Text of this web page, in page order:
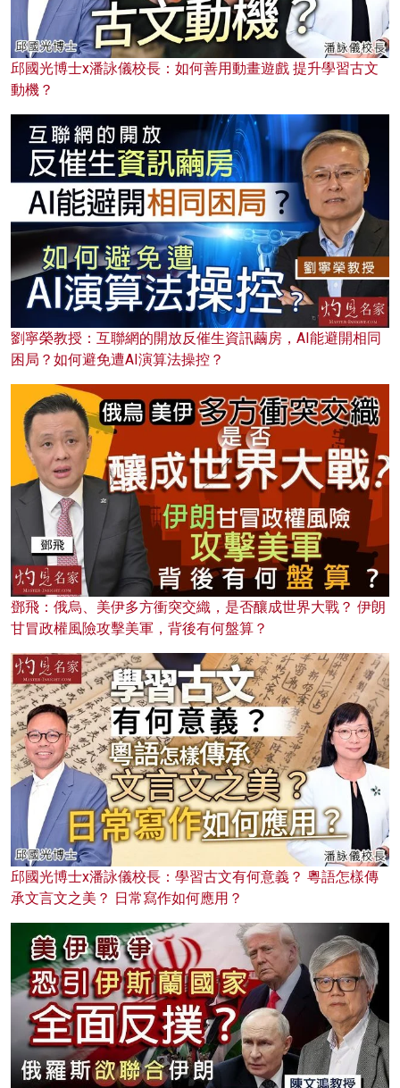
邱國光博士x潘詠儀校長：如何善用動畫遊戲 提升學習古文
動機？
劉寧榮教授：互聯網的開放反催生資訊繭房，AI能避開相同
困局？如何避免遭AI演算法操控？
鄧飛：俄烏、美伊多方衝突交織，是否釀成世界大戰？ 伊朗
甘冒政權風險攻擊美軍，背後有何盤算？
邱國光博士x潘詠儀校長：學習古文有何意義？ 粵語怎樣傳
承文言文之美？ 日常寫作如何應用？